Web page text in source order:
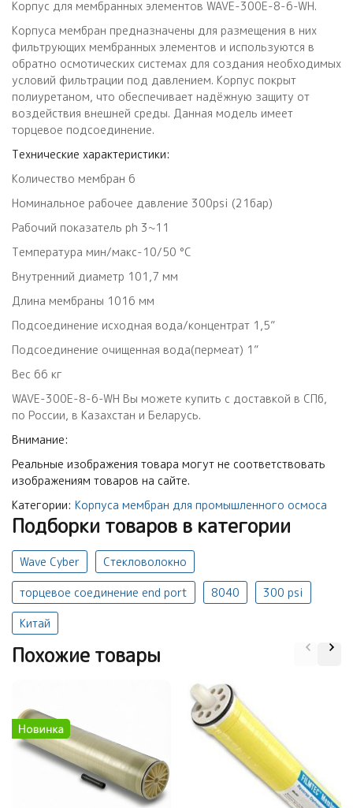
Корпус для мембранных элементов WAVE-300E-8-6-WH.
Корпуса мембран предназначены для размещения в них
фильтрующих мембранных элементов и используются в
обратно осмотических системах для создания необходимых
условий фильтрации под давлением. Корпус покрыт
полиуретаном, что обеспечивает надёжную защиту от
воздействия внешней среды. Данная модель имеет
торцевое подсоединение.
Технические характеристики:
Количество мембран 6
Номинальное рабочее давление 300psi (21бар)
Рабочий показатель ph 3~11
Температура мин/макс-10/50 °С
Внутренний диаметр 101,7 мм
Длина мембраны 1016 мм
Подсоединение исходная вода/концентрат 1,5”
Подсоединение очищенная вода(пермеат) 1”
Вес 66 кг
WAVE-300E-8-6-WH Вы можете купить с доставкой в СПб,
по России, в Казахстан и Беларусь.
Внимание:
Реальные изображения товара могут не соответствовать
изображениям товаров на сайте.
Категории: Корпуса мембран для промышленного осмоса
Подборки товаров в категории
Wave Cyber Стекловолокно
торцевое соединение end port 8040 300 psi
Китай
Похожие товары